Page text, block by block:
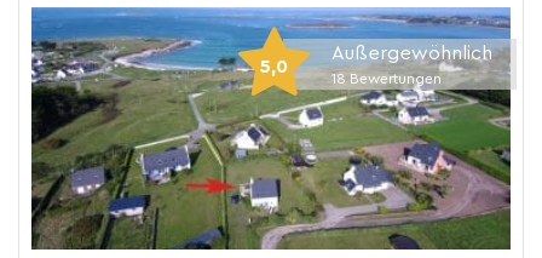
5,0
Außergewöhnlich
18 Bewertungen